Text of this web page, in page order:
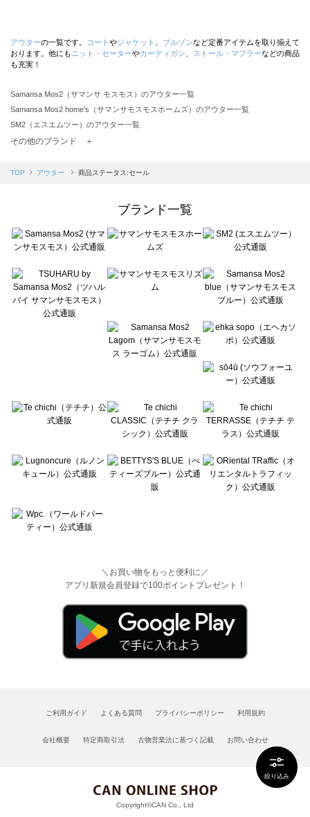
絞り込み
アウターの一覧です。 コート やジャケット ブルゾンなど定番アイテムを取り揃えて
おります。他にも ニット・セーターやカーディガン ストール・マフラーなどの商品
も充実！
Samansa Mos2（サマンサ モスモス）のアウター一覧
Samansa Mos2 home's（サマンサモスモスホームズ）のアウター一覧
SM2（エスエムツー）のアウター一覧
TSUHARU by Samansa Mos2（ツハルバイサマンサモスモス）のアウター一覧
Samansa Mos2 blue（サマンサモスモス ブルー）のアウター一覧
sō4ū（ソウフォーユー）のアウター一覧
Te chichi（テチチ）のアウター一覧
Te chichi CLASSIC（テチチ クラシック）のアウター一覧
Lugnoncure（ルノンキュール）のアウター一覧
BETTY'S BLUE（べティーズブルー）のアウター一覧
Wpc.（ワールドパーティー）のアウター一覧
その他のブランド ＋
TOP アウター 商品ステータス:セール
ブランド一覧
＼お買い物をもっと便利に／
アプリ新規会員登録で100ポイントプレゼント！
ご利用ガイド よくある質問 プライバシーポリシー 利用規約
会社概要 特定商取引法 古物営業法に基づく記載 お問い合わせ
Copyright©CAN Co., Ltd